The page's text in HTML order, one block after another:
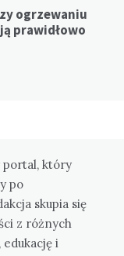
ogrzewaniu
prawidłowo
portal, który
po
skupia się
z różnych
i